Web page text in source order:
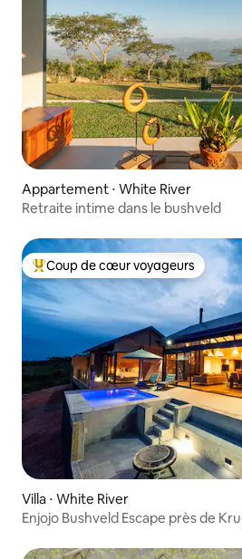
Appartement ⋅ White River
Retraite intime dans le bushveld
Coups de cœur voyageurs les plus
Coup de cœur voyageurs
Villa ⋅ White River
Enjojo Bushveld Escape près de